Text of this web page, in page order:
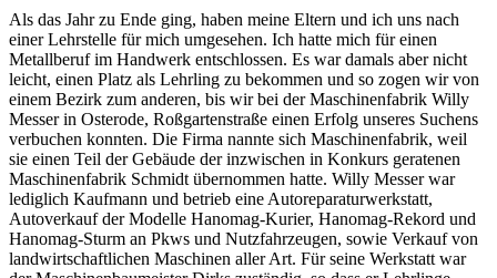
Als das Jahr zu Ende ging, haben meine Eltern und ich uns nach
einer Lehrstelle für mich umgesehen. Ich hatte mich für einen
Metallberuf im Handwerk entschlossen. Es war damals aber nicht
leicht, einen Platz als Lehrling zu bekommen und so zogen wir von
einem Bezirk zum anderen, bis wir bei der Maschinenfabrik Willy
Messer in Osterode, Roßgartenstraße einen Erfolg unseres Suchens
verbuchen konnten. Die Firma nannte sich Maschinenfabrik, weil
sie einen Teil der Gebäude der inzwischen in Konkurs geratenen
Maschinenfabrik Schmidt übernommen hatte. Willy Messer war
lediglich Kaufmann und betrieb eine Autoreparaturwerkstatt,
Autoverkauf der Modelle Hanomag-Kurier, Hanomag-Rekord und
Hanomag-Sturm an Pkws und Nutzfahrzeugen, sowie Verkauf von
landwirtschaftlichen Maschinen aller Art. Für seine Werkstatt war